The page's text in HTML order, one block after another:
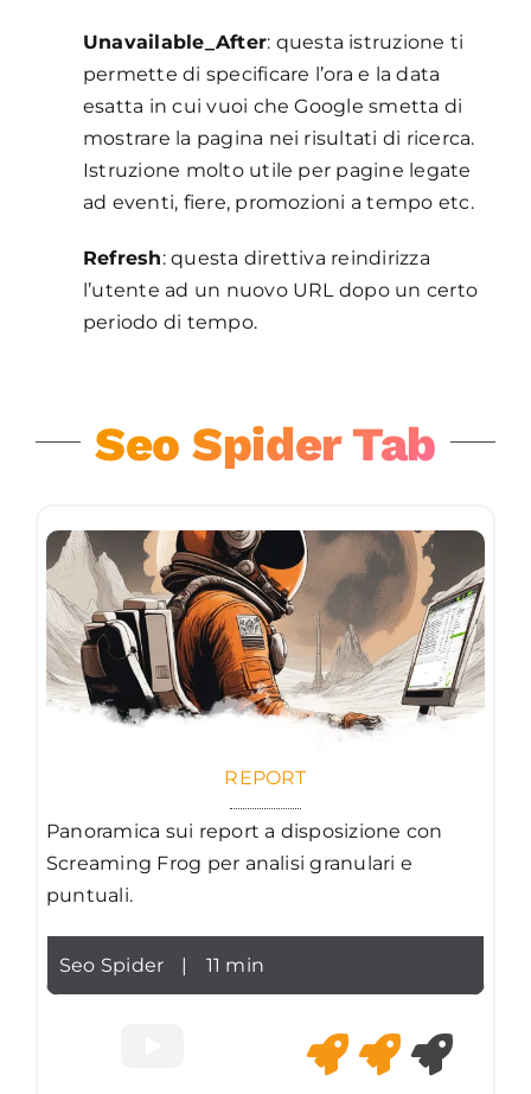
Unavailable_After: questa istruzione ti
permette di specificare l’ora e la data
esatta in cui vuoi che Google smetta di
mostrare la pagina nei risultati di ricerca.
Istruzione molto utile per pagine legate
ad eventi, fiere, promozioni a tempo etc.
Refresh: questa direttiva reindirizza
l’utente ad un nuovo URL dopo un certo
periodo di tempo.
Seo Spider Tab
REPORT
Panoramica sui report a disposizione con
Screaming Frog per analisi granulari e
puntuali.
Seo Spider 11 min